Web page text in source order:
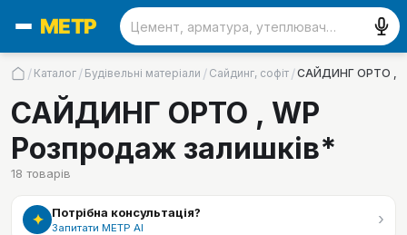
/ Каталог / Будівельні матеріали / Сайдинг, софіт /САЙДИНГ ОРТО ,
САЙДИНГ ОРТО , WP
Розпродаж залишків*
18 товарів
✦ Потрібна консультація?
Запитати МЕТР АІ ›